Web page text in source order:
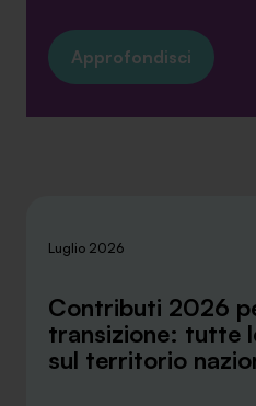
Approfondisci
Luglio 2026
Contributi 2026
transizione: tutte
sul territorio